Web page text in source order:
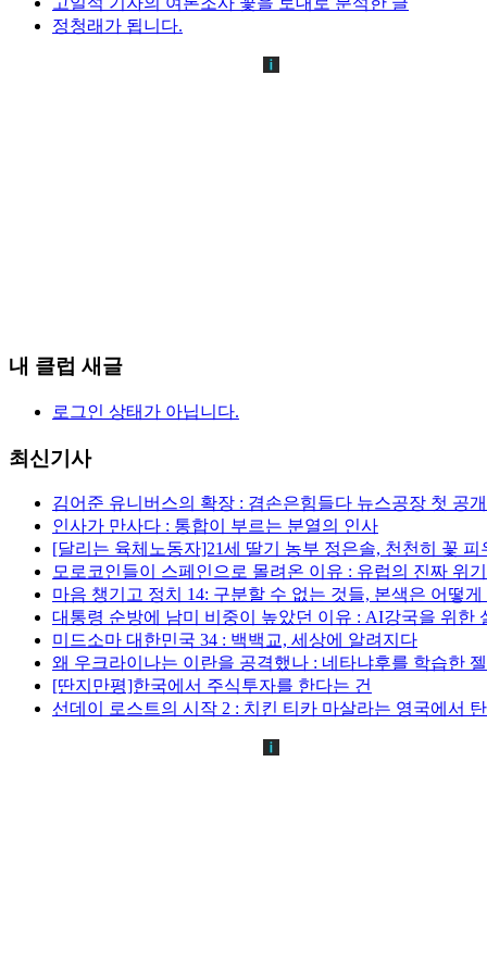
정청래가 됩니다.
내 클럽 새글
로그인 상태가 아닙니다.
최신기사
김어준 유니버스의 확장 : 겸손은힘들다 뉴스공장 첫 공
인사가 만사다 : 통합이 부르는 분열의 인사
[달리는 육체노동자]21세 딸기 농부 정은솔, 천천히 꽃
모로코인들이 스페인으로 몰려온 이유 : 유럽의 진짜 위
마음 챙기고 정치 14: 구분할 수 없는 것들, 본색은 어떻
대통령 순방에 남미 비중이 높았던 이유 : AI강국을 위한
미드소마 대한민국 34 : 백백교, 세상에 알려지다
왜 우크라이나는 이란을 공격했나 : 네타냐후를 학습한
[딴지만평]한국에서 주식투자를 한다는 건
선데이 로스트의 시작 2 : 치킨 티카 마살라는 영국에서